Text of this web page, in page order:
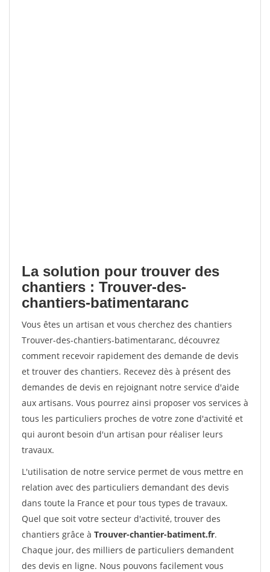
La solution pour trouver des
chantiers : Trouver-des-
chantiers-batimentaranc
Vous êtes un artisan et vous cherchez des chantiers
Trouver-des-chantiers-batimentaranc, découvrez
comment recevoir rapidement des demande de devis
et trouver des chantiers. Recevez dès à présent des
demandes de devis en rejoignant notre service d'aide
aux artisans. Vous pourrez ainsi proposer vos services à
tous les particuliers proches de votre zone d'activité et
qui auront besoin d'un artisan pour réaliser leurs
travaux.
L'utilisation de notre service permet de vous mettre en
relation avec des particuliers demandant des devis
dans toute la France et pour tous types de travaux.
Quel que soit votre secteur d'activité, trouver des
chantiers grâce à Trouver-chantier-batiment.fr.
Chaque jour, des milliers de particuliers demandent
des devis en ligne. Nous pouvons facilement vous